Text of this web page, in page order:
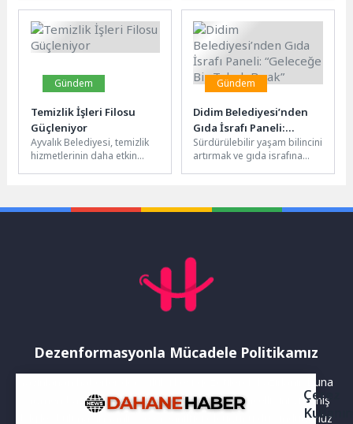
“Bakırköy Muhabbeti”
söyleşilerinin bu haftaki
konuğu Psikolog,...
Mustafa Kemal Atatürk’ün
ilçeye...
Gündem
Temizlik İşleri Filosu
Güçleniyor
Ayvalık Belediyesi, temizlik
hizmetlerinin daha etkin
kapsamda,...
Gündem
Didim Belediyesi’nden
Gıda İsrafı Paneli:
“Geleceğe Bir Tabak
Bırak”
Sürdürülebilir yaşam bilincini
artırmak ve gıda israfına
Dezenformasyonla Mücadele Politikamız
Yayınlanan haberler doğruluk ilkesi gözetilerek hazırlanır. Buna
rağmen bazı içeriklerde eksik, hatalı veya güncelliğini yitirmiş
bilgiler bulunabilir.Yanlış veya yanıltıcı olduğunu düşündüğünüz
Çerez